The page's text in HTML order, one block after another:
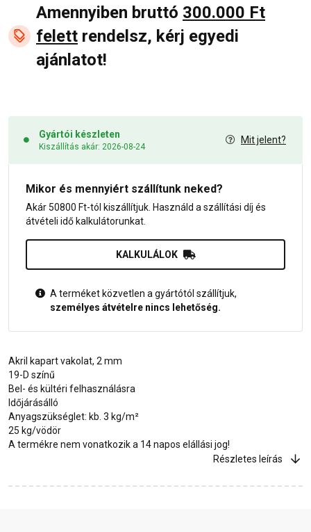
Amennyiben bruttó 300.000 Ft
felett rendelsz, kérj egyedi
ajánlatot!
Gyártói készleten
Kiszállítás akár: 2026-08-24
Mit jelent?
Mikor és mennyiért szállítunk neked?
Akár 50800 Ft-tól kiszállítjuk. Használd a szállítási díj és
átvételi idő kalkulátorunkat.
KALKULÁLOK
A terméket közvetlen a gyártótól szállítjuk,
személyes átvételre nincs lehetőség.
Akril kapart vakolat, 2 mm
19-D színű
Bel- és kültéri felhasználásra
Időjárásálló
Anyagszükséglet: kb. 3 kg/m²
25 kg/vödör
A termékre nem vonatkozik a 14 napos elállási jog!
Részletes leírás